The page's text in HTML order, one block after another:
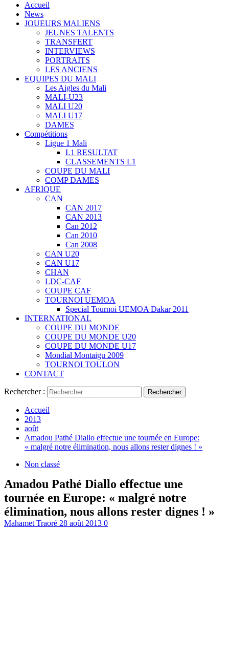
Accueil
News
JOUEURS MALIENS
JEUNES TALENTS
TRANSFERT
INTERVIEWS
PORTRAITS
LES ANCIENS
EQUIPES DU MALI
Les Aigles du Mali
MALI-U23
MALI U20
MALI U17
DAMES
Compétitions
Ligue 1 Mali
L1 RESULTAT
CLASSEMENTS L1
COUPE DU MALI
COMP DAMES
AFRIQUE
CAN
CAN 2017
CAN 2013
Can 2012
Can 2010
Can 2008
CAN U20
CAN U17
CHAN
LDC-CAF
COUPE CAF
TOURNOI UEMOA
Special Tournoi UEMOA Dakar 2011
INTERNATIONAL
COUPE DU MONDE
COUPE DU MONDE U20
COUPE DU MONDE U17
Mondial Montaigu 2009
TOURNOI TOULON
CONTACT
Rechercher :
Accueil
2013
août
Amadou Pathé Diallo effectue une tournée en Europe:
« malgré notre élimination, nous allons rester dignes ! »
Non classé
Amadou Pathé Diallo effectue une
tournée en Europe: « malgré notre
élimination, nous allons rester dignes ! »
Mahamet Traoré 28 août 2013 0